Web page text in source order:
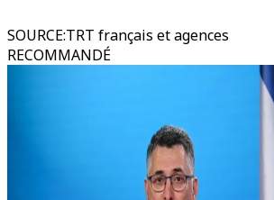
SOURCE:TRT français et agences
RECOMMANDÉ